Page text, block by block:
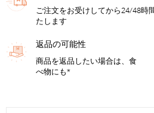
ご注文をお受けしてから24/48時
たします
返品の可能性
商品を返品したい場合は、食
べ物にも*